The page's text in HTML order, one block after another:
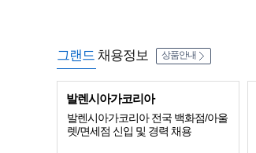
그랜드 채용정보 상품안내
발렌시아가코리아
발렌시아가코리아 전국 백화점/아울
렛/면세점 신입 및 경력 채용